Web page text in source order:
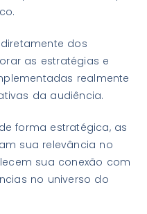
dos
as estratégias e
realmente
da audiência.
forma estratégica, as
sua relevância no
sua conexão com
no universo do